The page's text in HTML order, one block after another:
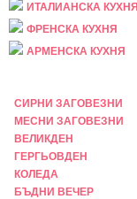
ИТАЛИАНСКА КУХНЯ
ФРЕНСКА КУХНЯ
АРМЕНСКА КУХНЯ
СИРНИ ЗАГОВЕЗНИ
МЕСНИ ЗАГОВЕЗНИ
ВЕЛИКДЕН
ГЕРГЬОВДЕН
КОЛЕДА
БЪДНИ ВЕЧЕР